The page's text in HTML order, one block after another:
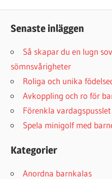
Senaste inläggen
Så skapar du en lugn
sömnsvårigheter
Roliga och unika
Avkoppling och ro för
Förenkla
Spela minigolf med
Kategorier
Anordna barnkalas